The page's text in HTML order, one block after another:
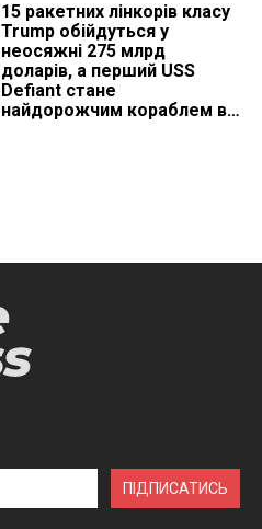
15 ракетних лінкорів класу
Trump обійдуться у
неосяжні 275 млрд
доларів, а перший USS
Defiant стане
найдорожчим кораблем в
ПІДПИСАТИСЬ